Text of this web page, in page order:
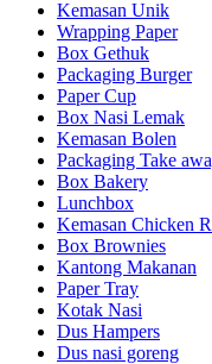
Kemasan Unik
Wrapping Paper
Box Gethuk
Packaging Burger
Paper Cup
Box Nasi Lemak
Kemasan Bolen
Packaging Take
Box Bakery
Lunchbox
Kemasan Chicken
Box Brownies
Kantong Makanan
Paper Tray
Kotak Nasi
Dus Hampers
Dus nasi goreng